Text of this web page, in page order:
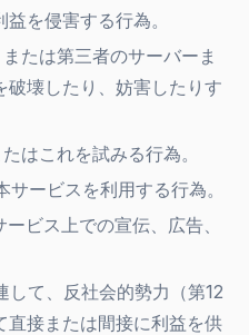
を侵害する行為。
たは第三者のサーバーま
破壊したり、妨害したりす
はこれを試みる行為。
ービスを利用する行為。
ビス上での宣伝、広告、
して、反社会的勢力（第12
直接または間接に利益を供